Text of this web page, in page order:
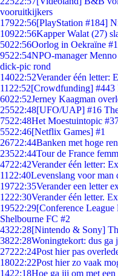
vooruitkijkers
17922:56[PlayStation #184]
10922:56Kapper Walat (27)
5022:56Oorlog in Oekraïne
9522:54NPO-manager
dick-pic rond
14022:52Verander één letter:
11 22:52[Crowdfunding] #443
6022:52Jerney Kaagman
25522:48[UFO/UAP] #16
7522:48Het Moestuintopic
5522:46[Netflix Games] #1
26722:44Banken met hoge
23522:44Tour de France
4722:42Verander één letter:
11 22:40Levenslang voor man
19722:35Verander een letter
1222:30Verander één letter.
19522:29[Conference
Shelbourne FC #2
4322:28[Nintendo & Sony]
3822:28Woningtekort: dus ga
27222:24Post hier pas
18022:22Post hier zo vaak
1422:18Hoe ga jij om met een